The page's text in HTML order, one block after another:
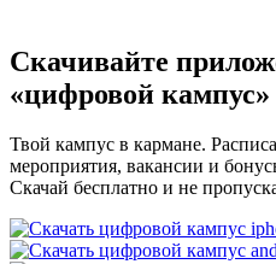
Скачивайте
«цифровой кампус»
Твой кампус в кармане.
мероприятия, вакансии и
Скачай бесплатно и не